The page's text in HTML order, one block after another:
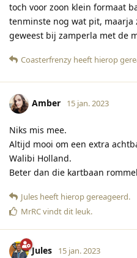
toch voor zoon klein formaat
tenminste nog wat pit, maarja
geweest bij zamperla met de
Coasterfrenzy heeft hierop
Amber 15 jan. 2023
Niks mis mee.
Altijd mooi om een extra
Walibi Holland.
Beter dan die kartbaan
Jules heeft hierop gereageerd.
MrRCvindt dit leuk.
Jules 15 jan. 2023